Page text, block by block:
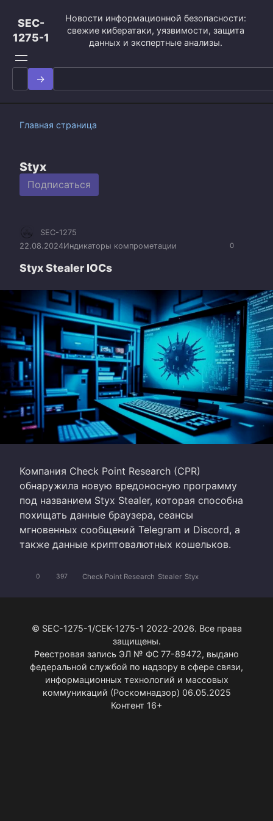
контенту
SEC-
1275-1
Новости информационной безопасности:
свежие кибератаки, уязвимости, защита
данных и экспертные анализы.
Search
for:
Главная страница
Styx
Подписаться
0
SEC-1275
22.08.2024Индикаторы компрометации
Styx Stealer IOCs
Компания Check Point Research (CPR)
обнаружила новую вредоносную программу
под названием Styx Stealer, которая способна
похищать данные браузера, сеансы
мгновенных сообщений Telegram и Discord, а
также данные криптовалютных кошельков.
0 397 Check Point Research Stealer Styx
© SEC-1275-1/СЕК-1275-1 2022-2026. Все права
защищены.
Реестровая запись ЭЛ № ФС 77-89472, выдано
федеральной службой по надзору в сфере связи,
информационных технологий и массовых
коммуникаций (Роскомнадзор) 06.05.2025
Контент 16+